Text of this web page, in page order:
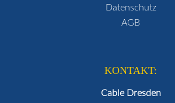
Datenschutz
AGB
KONTAKT:
Cable Dresden